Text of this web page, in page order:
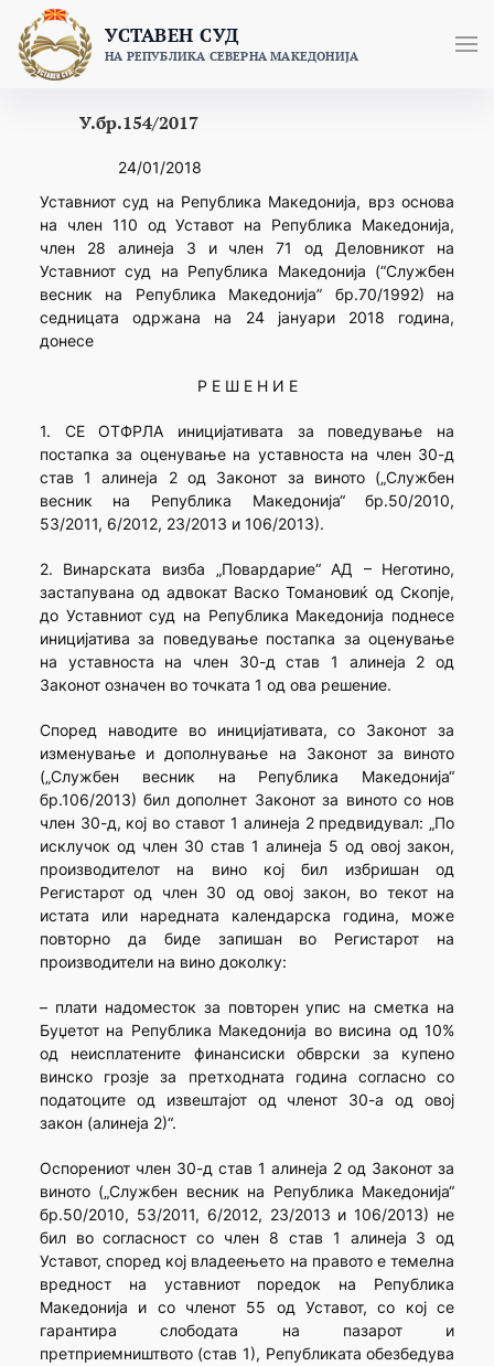
content
УСТАВЕН СУД
НА РЕПУБЛИКА СЕВЕРНА МАКЕДОНИЈА
У.бр.154/2017
24/01/2018
Уставниот суд на Република Македонија, врз основа
на член 110 од Уставот на Република Македонија,
член 28 алинеја 3 и член 71 од Деловникот на
Уставниот суд на Република Македонија (“Службен
весник на Република Македонија” бр.70/1992) на
седницата одржана на 24 јануари 2018 година,
донесе
Р Е Ш Е Н И Е
1. СЕ ОТФРЛА иницијативата за поведување на
постапка за оценување на уставноста на член 30-д
став 1 алинеја 2 од Законот за виното („Службен
весник на Република Македонија“ бр.50/2010,
53/2011, 6/2012, 23/2013 и 106/2013).
2. Винарската визба „Повардарие“ АД – Неготино,
застапувана од адвокат Васко Томановиќ од Скопје,
до Уставниот суд на Република Македонија поднесе
иницијатива за поведување постапка за оценување
на уставноста на член 30-д став 1 алинеја 2 од
Законот означен во точката 1 од ова решение.
Според наводите во иницијативата, со Законот за
изменување и дополнување на Законот за виното
(„Службен весник на Република Македонија“
бр.106/2013) бил дополнет Законот за виното со нов
член 30-д, кој во ставот 1 алинеја 2 предвидувал: „По
исклучок од член 30 став 1 алинеја 5 од овој закон,
производителот на вино кој бил избришан од
Регистарот од член 30 од овој закон, во текот на
истата или наредната календарска година, може
повторно да биде запишан во Регистарот на
производители на вино доколку:
– плати надоместок за повторен упис на сметка на
Буџетот на Република Македонија во висина од 10%
од неисплатените финансиски обврски за купено
винско грозје за претходната година согласно со
податоците од извештајот од членот 30-а од овој
закон (алинеја 2)“.
Оспорениот член 30-д став 1 алинеја 2 од Законот за
виното („Службен весник на Република Македонија“
бр.50/2010, 53/2011, 6/2012, 23/2013 и 106/2013) не
бил во согласност со член 8 став 1 алинеја 3 од
Уставот, според кој владеењето на правото е темелна
вредност на уставниот поредок на Република
Македонија и со членот 55 од Уставот, со кој се
гарантира слободата на пазарот и
претприемништвото (став 1), Републиката обезбедува